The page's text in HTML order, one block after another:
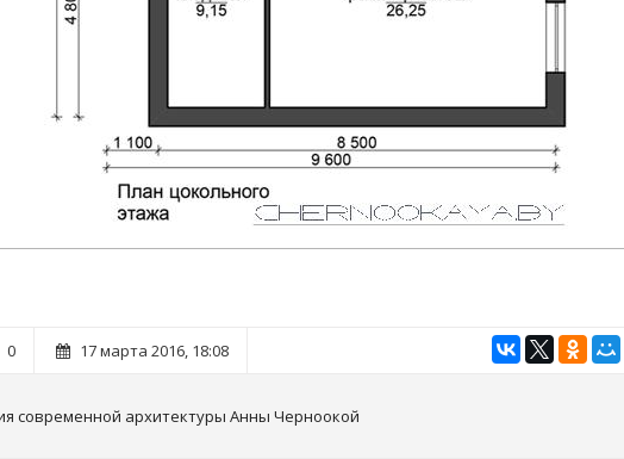
0 17 марта 2016, 18:08
современной архитектуры Анны Черноокой